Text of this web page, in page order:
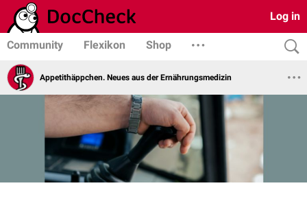
Log in
Community Flexikon Shop
Appetithäppchen. Neues aus der Ernährungsmedizin